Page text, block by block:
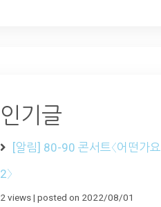
인기글
[알림] 80-90 콘서트〈어떤가요
2〉
2 views| posted on 2022/08/01